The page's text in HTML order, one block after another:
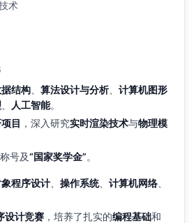
术
结构 算法设计与分析、 计算机图形
人工智能。
目 ，深入研究实时渲染技术与物理模
称号及“国家奖学金”。
程序设计 操作系统、 计算机网络
设计竞赛 ，培养了扎实的编程基础和